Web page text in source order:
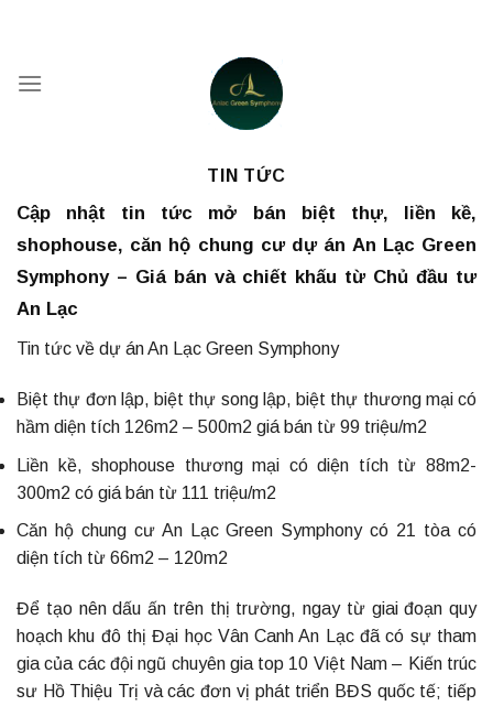
TIN TỨC
Cập nhật tin tức mở bán biệt thự, liền kề,
shophouse, căn hộ chung cư dự án An Lạc Green
Symphony – Giá bán và chiết khấu từ Chủ đầu tư
An Lạc
Tin tức về dự án An Lạc Green Symphony
Biệt thự đơn lập, biệt thự song lập, biệt thự thương mại có
hầm diện tích 126m2 – 500m2 giá bán từ 99 triệu/m2
Liền kề, shophouse thương mại có diện tích từ 88m2-
300m2 có giá bán từ 111 triệu/m2
Căn hộ chung cư An Lạc Green Symphony có 21 tòa có
diện tích từ 66m2 – 120m2
Để tạo nên dấu ấn trên thị trường, ngay từ giai đoạn quy
hoạch khu đô thị Đại học Vân Canh An Lạc đã có sự tham
gia của các đội ngũ chuyên gia top 10 Việt Nam – Kiến trúc
sư Hồ Thiệu Trị và các đơn vị phát triển BĐS quốc tế; tiếp